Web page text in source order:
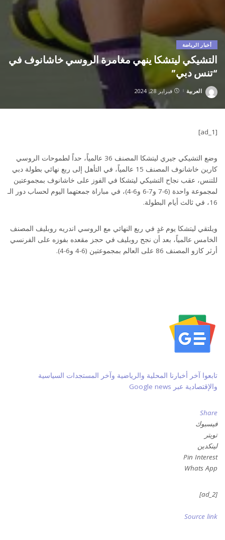
أخبار الرياضة
التشيكي ليتشكا ينهي مغامرة الروسي خاشانوف في
“تنس دبي”
Posted
العربية فبراير 28, 2024
[ad_1]
وضع التشيكي جيري ليتشكا المصنف 36 عالمياً، حداً لطموحات الروسي
كارين خاشانوف المصنف 15 عالمياً، في التأهل إلى ربع نهائي بطولة دبي
للتنس، عقب نجاح التشيكي ليتشكا في الفوز على خاشانوف بمجموعتين
لمجموعة واحدة (6-7 و7-6 و6-4)، في مباراة جمعتهما اليوم لحساب دور الـ
16، في ثالث أيام البطولة.
ويلتقي ليتشكا يوم غدٍ في ربع النهائي مع الروسي اندريه روبليف المصنف
الخامس عالمياً، بعد أن نجح روبليف في حجز مقعده بفوزه على الفرنسي
أرثر كازو المصنف 86 على العالم بمجموعتين (6-4 و6-4).
تابعوا آخر أخبارنا المحلية والرياضية وآخر المستجدات السياسية
والإقتصادية عبر Google news
Share
فيسبوك
تويتر
لينكدين
Pin Interest
Whats App
[ad_2]
Source link